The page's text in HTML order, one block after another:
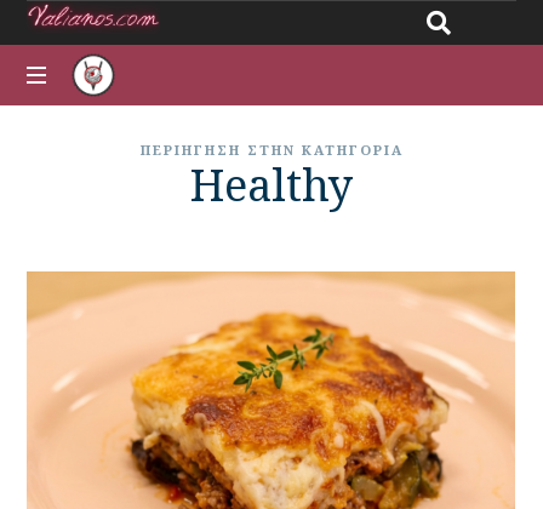
Giannos
ΠΕΡΙΉΓΗΣΗ ΣΤΗΝ ΚΑΤΗΓΟΡΊΑ
Healthy